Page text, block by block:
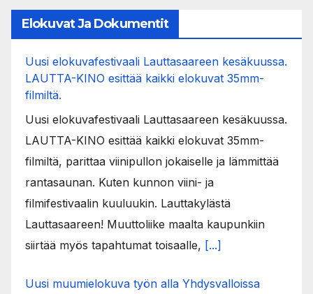
Elokuvat Ja Dokumentit
Uusi elokuvafestivaali Lauttasaareen kesäkuussa.
LAUTTA-KINO esittää kaikki elokuvat 35mm-
filmiltä.
Uusi elokuvafestivaali Lauttasaareen kesäkuussa.
LAUTTA-KINO esittää kaikki elokuvat 35mm-
filmiltä, parittaa viinipullon jokaiselle ja lämmittää
rantasaunan. Kuten kunnon viini- ja
filmifestivaalin kuuluukin. Lauttakylästä
Lauttasaareen! Muuttoliike maalta kaupunkiin
siirtää myös tapahtumat toisaalle, [...]
Uusi muumielokuva työn alla Yhdysvalloissa